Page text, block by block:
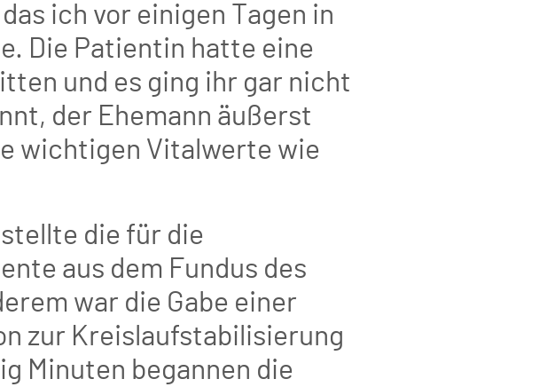
ich vor einigen Tagen in
Die Patientin hatte eine
und es ging ihr gar nicht
der Ehemann äußerst
wichtigen Vitalwerte wie
die für die
aus dem Fundus des
war die Gabe einer
zur Kreislaufstabilisierung
Minuten begannen die